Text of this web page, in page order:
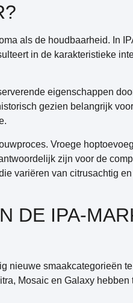
als de houdbaarheid. In
in de karakteristieke
eigenschappen
gezien belangrijk
Vroege
zijn voor de
variëren van citrusachtig
DE IPA-
nieuwe smaakcategorieën te
Mosaic en Galaxy hebben